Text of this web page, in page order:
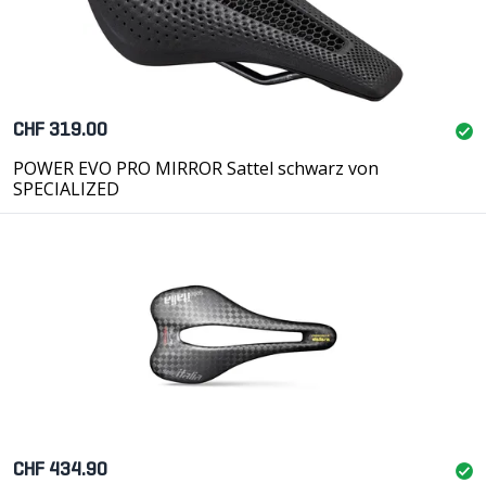
CHF 319.00
POWER EVO PRO MIRROR Sattel schwarz von
SPECIALIZED
CHF 434.90